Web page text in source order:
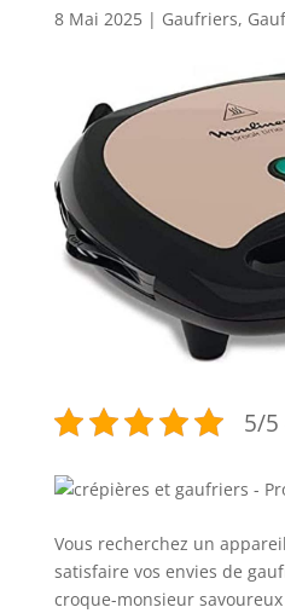
8 Mai 2025| Gaufriers,
5/5
Vous recherchez un
satisfaire vos envies de
croque-monsieur savoureux